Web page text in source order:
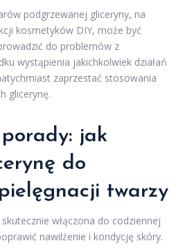
podgrzewanej gliceryny, na
kosmetyków DIY, może być
do problemów z
wystąpienia jakichkolwiek działań
zaprzestać stosowania
glicerynę.
jak
do
twarzy
włączona do codziennej
nawilżenie i kondycję skóry.